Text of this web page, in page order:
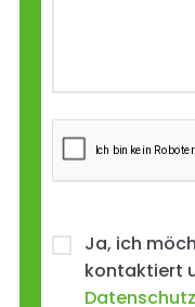
Ja, ich
kontaktiert